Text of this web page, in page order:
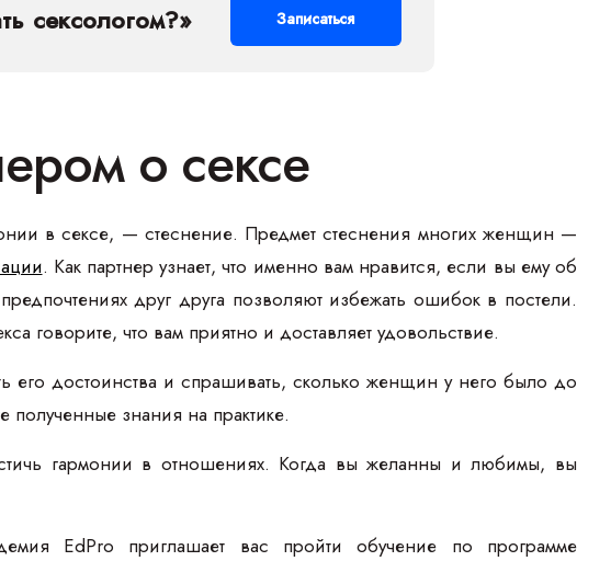
сексологом?» Записаться
о сексе
в сексе, — стеснение. Предмет стеснения многих женщин —
. Как партнер узнает, что именно вам нравится, если вы ему об
друг друга позволяют избежать ошибок в постели.
говорите, что вам приятно и доставляет удовольствие.
его достоинства и спрашивать, сколько женщин у него было до
знания на практике.
гармонии в отношениях. Когда вы желанны и любимы, вы
EdPro приглашает вас пройти обучение по программе